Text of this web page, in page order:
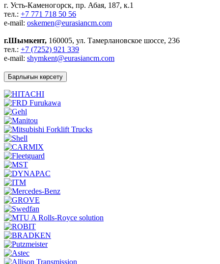
г. Усть-Каменогорск, пр. Абая, 187, к.1
тел.: +7 771 718 50 56
e-mail: oskemen@eurasiancm.com
г.Шымкент, 160005, ул. Тамерлановское шоссе, 236
тел.: +7 (7252) 921 339
e-mail: shymkent@eurasiancm.com
Барлығын көрсету